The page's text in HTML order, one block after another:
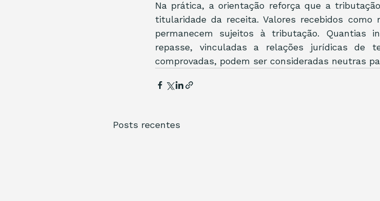
Na prática, a orientação reforça que a
titularidade da receita. Valores recebidos como
permanecem sujeitos à tributação. Quantias
repasse, vinculadas a relações jurídicas de
comprovadas, podem ser consideradas neutras
Posts recentes